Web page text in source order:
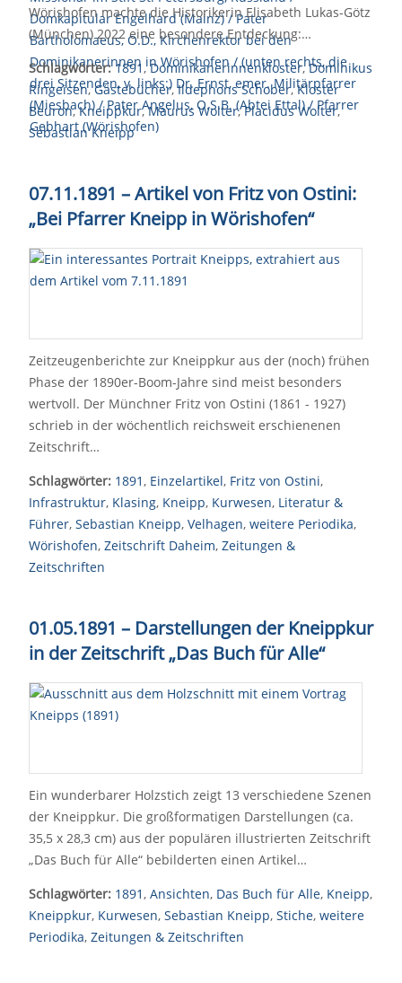
Wörishofen machte die Historikerin Elisabeth Lukas-Götz
(München) 2022 eine besondere Entdeckung:…
Schlagwörter: 1891,Dominikanerinnenkloster,Dominikus
Ringeisen,Gästebücher,Ildephons Schober,Kloster
Beuron,Kneippkur,Maurus Wolter,Placidus Wolter,
Sebastian Kneipp
07.11.1891 – Artikel von Fritz von Ostini:
„Bei Pfarrer Kneipp in Wörishofen“
Zeitzeugenberichte zur Kneippkur aus der (noch) frühen
Phase der 1890er-Boom-Jahre sind meist besonders
wertvoll. Der Münchner Fritz von Ostini (1861 - 1927)
schrieb in der wöchentlich reichsweit erschienenen
Zeitschrift…
Schlagwörter: 1891, Einzelartikel, Fritz von Ostini,
Infrastruktur, Klasing, Kneipp, Kurwesen, Literatur &
Führer, Sebastian Kneipp, Velhagen, weitere Periodika,
Wörishofen, Zeitschrift Daheim, Zeitungen &
Zeitschriften
01.05.1891 – Darstellungen der Kneippkur
in der Zeitschrift „Das Buch für Alle“
Ein wunderbarer Holzstich zeigt 13 verschiedene Szenen
der Kneippkur. Die großformatigen Darstellungen (ca.
35,5 x 28,3 cm) aus der populären illustrierten Zeitschrift
„Das Buch für Alle“ bebilderten einen Artikel…
Schlagwörter: 1891, Ansichten, Das Buch für Alle, Kneipp,
Kneippkur, Kurwesen, Sebastian Kneipp, Stiche, weitere
Periodika, Zeitungen & Zeitschriften